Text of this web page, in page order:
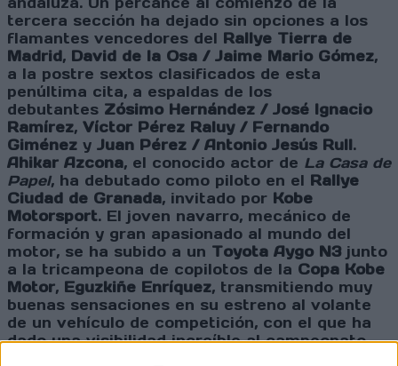
tercera sección ha dejado sin opciones a los
flamantes vencedores del Rallye Tierra de
Madrid, David de la Osa / Jaime Mario Gómez,
a la postre sextos clasificados de esta
penúltima cita, a espaldas de los
debutantes Zósimo Hernández / José Ignacio
Ramírez, Víctor Pérez Raluy / Fernando
Giménez y Juan Pérez / Antonio Jesús Rull.
Ahikar Azcona, el conocido actor de La Casa de
Papel, ha debutado como piloto en el Rallye
Ciudad de Granada, invitado por Kobe
Motorsport. El joven navarro, mecánico de
formación y gran apasionado al mundo del
motor, se ha subido a un Toyota Aygo N3 junto
a la tricampeona de copilotos de la Copa Kobe
Motor, Eguzkiñe Enríquez, transmitiendo muy
buenas sensaciones en su estreno al volante
de un vehículo de competición, con el que ha
dado una visibilidad increíble al campeonato